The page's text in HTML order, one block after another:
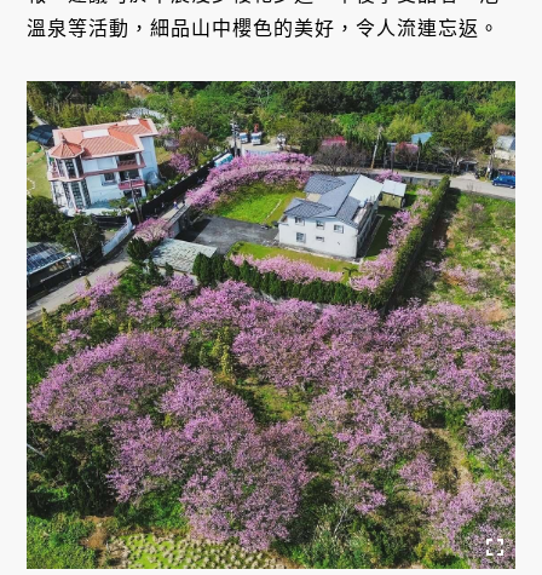
溫泉等活動，細品山中櫻色的美好，令人流連忘返。